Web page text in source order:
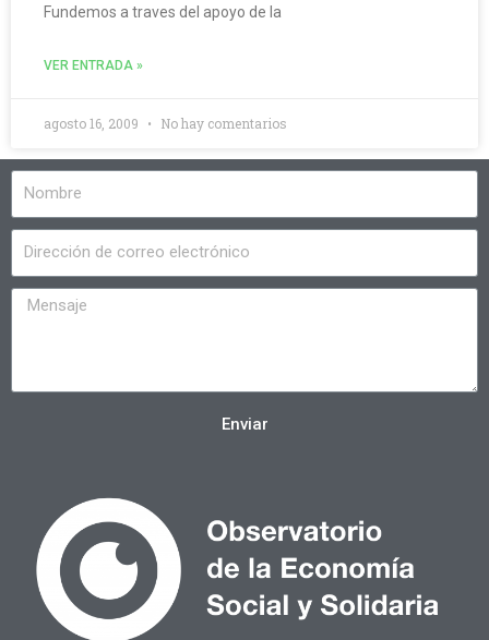
Fundemos a traves del apoyo de la
VER ENTRADA »
agosto 16, 2009 No hay comentarios
Enviar